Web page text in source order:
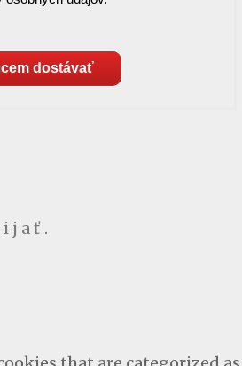
dostávať
i j a ť .